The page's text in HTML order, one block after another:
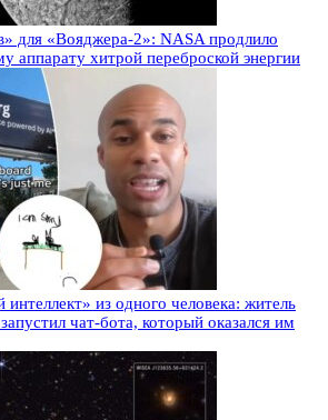
для «Вояджера-2»: NASA продлило
аппарату хитрой переброской энергии
интеллект» из одного человека: житель
чат-бота, который оказался им